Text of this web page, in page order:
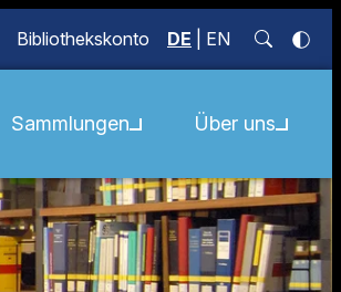
Bibliothekskonto DE EN
Sammlungen Über uns